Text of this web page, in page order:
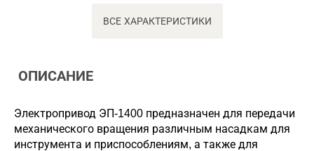
ВСЕ ХАРАКТЕРИСТИКИ
ОПИСАНИЕ
Электропривод ЭП-1400 предназначен для передачи
механического вращения различным насадкам для
инструмента и приспособлениям, а также для